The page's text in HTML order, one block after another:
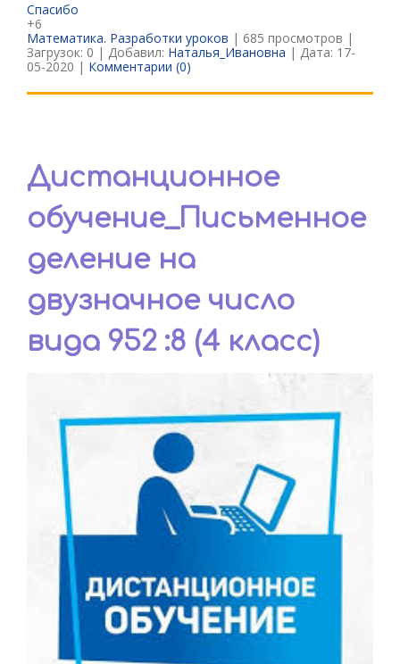
Спасибо
+6
Математика. Разработки уроков | 685 просмотров |
Загрузок: 0 | Добавил: Наталья_Ивановна | Дата: 17-
05-2020 | Комментарии (0)
Дистанционное
обучение_Письменное
деление на
двузначное число
вида 952 :8 (4 класс)